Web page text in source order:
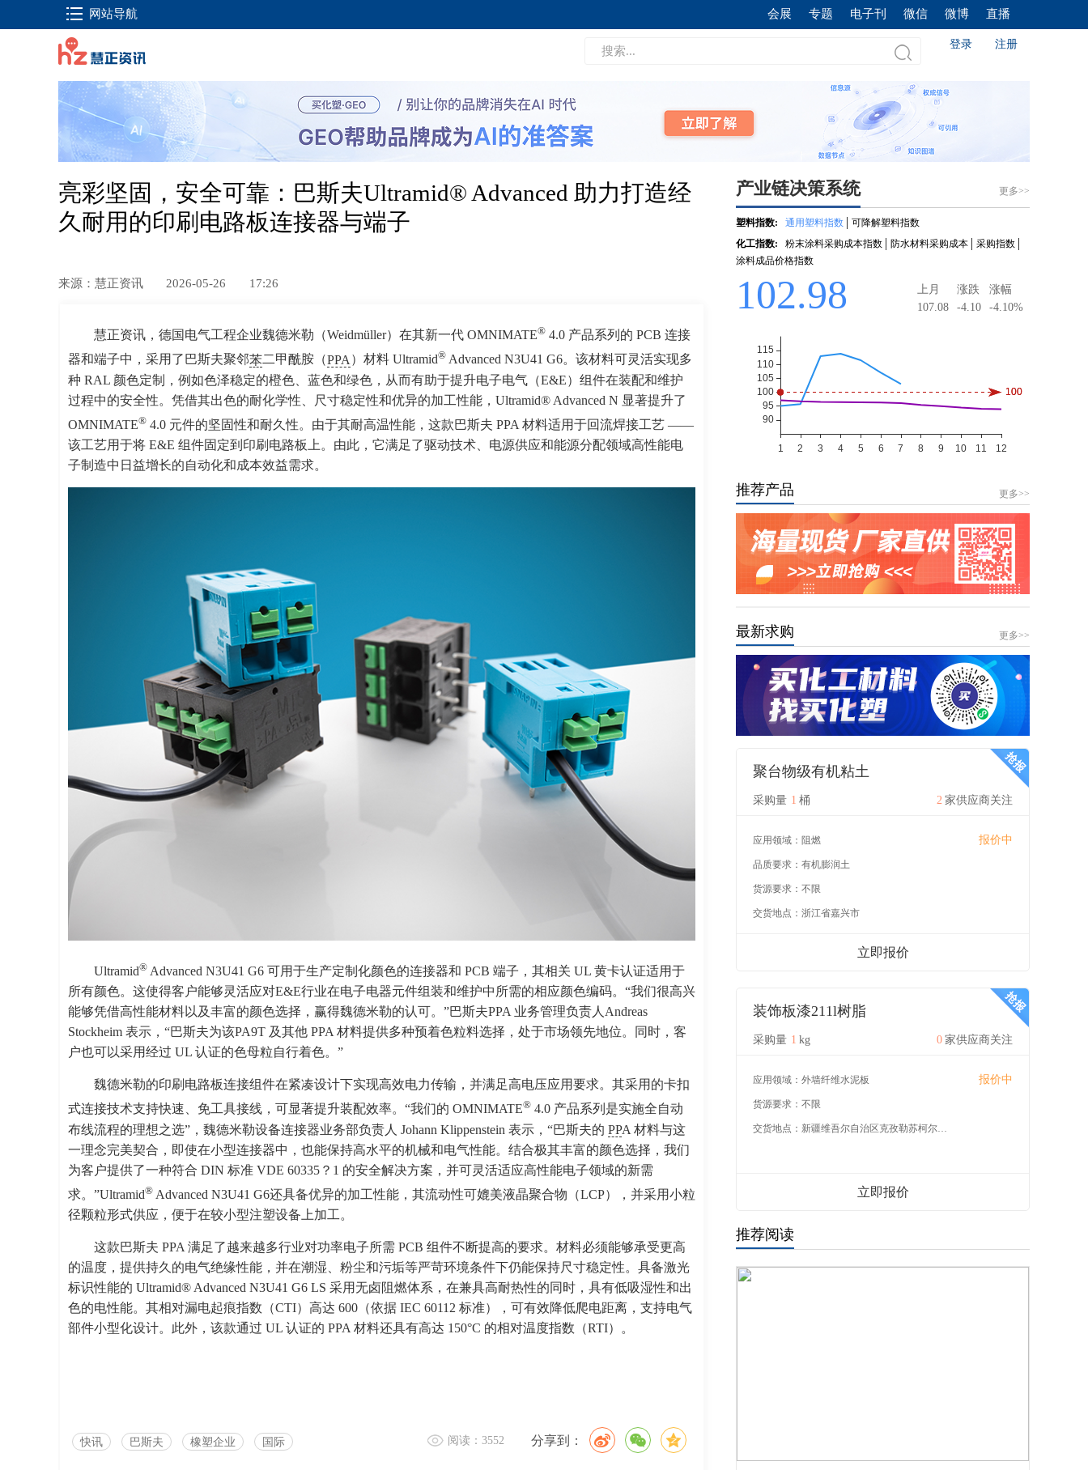
网站导航 会展 专题 电子刊 微信 微博 直播
登录 注册
亮彩坚固，安全可靠：巴斯夫Ultramid® Advanced 助力打造经
久耐用的印刷电路板连接器与端子
来源：慧正资讯 2026-05-26 17:26
慧正资讯，德国电气工程企业魏德米勒（Weidmüller）在其新一代 OMNIMATE® 4.0 产品系列的 PCB 连接
器和端子中，采用了巴斯夫聚邻苯二甲酰胺（PPA ）材料 Ultramid® Advanced N3U41 G6。该材料可灵活实现多
种 RAL 颜色定制，例如色泽稳定的橙色、蓝色和绿色，从而有助于提升电子电气（E&E）组件在装配和维护
过程中的安全性。凭借其出色的耐化学性、尺寸稳定性和优异的加工性能，Ultramid® Advanced N 显著提升了
OMNIMATE® 4.0 元件的坚固性和耐久性。由于其耐高温性能，这款巴斯夫 PPA 材料适用于回流焊接工艺 ——
该工艺用于将 E&E 组件固定到印刷电路板上。由此，它满足了驱动技术、电源供应和能源分配领域高性能电
子制造中日益增长的自动化和成本效益需求。
Ultramid® Advanced N3U41 G6 可用于生产定制化颜色的连接器和 PCB 端子，其相关 UL 黄卡认证适用于
所有颜色。这使得客户能够灵活应对E&E行业在电子电器元件组装和维护中所需的相应颜色编码。“我们很高兴
能够凭借高性能材料以及丰富的颜色选择，赢得魏德米勒的认可。”巴斯夫PPA 业务管理负责人Andreas
Stockheim 表示，“巴斯夫为该PA9T 及其他 PPA 材料提供多种预着色粒料选择，处于市场领先地位。同时，客
户也可以采用经过 UL 认证的色母粒自行着色。”
魏德米勒的印刷电路板连接组件在紧凑设计下实现高效电力传输，并满足高电压应用要求。其采用的卡扣
式连接技术支持快速、免工具接线，可显著提升装配效率。“我们的 OMNIMATE® 4.0 产品系列是实施全自动
布线流程的理想之选”，魏德米勒设备连接器业务部负责人 Johann Klippenstein 表示，“巴斯夫的 PPA 材料与这
一理念完美契合，即使在小型连接器中，也能保持高水平的机械和电气性能。结合极其丰富的颜色选择，我们
为客户提供了一种符合 DIN 标准 VDE 60335？1 的安全解决方案，并可灵活适应高性能电子领域的新需
求。”Ultramid® Advanced N3U41 G6还具备优异的加工性能，其流动性可媲美液晶聚合物（LCP），并采用小粒
径颗粒形式供应，便于在较小型注塑设备上加工。
这款巴斯夫 PPA 满足了越来越多行业对功率电子所需 PCB 组件不断提高的要求。材料必须能够承受更高
的温度，提供持久的电气绝缘性能，并在潮湿、粉尘和污垢等严苛环境条件下仍能保持尺寸稳定性。具备激光
标识性能的 Ultramid® Advanced N3U41 G6 LS 采用无卤阻燃体系，在兼具高耐热性的同时，具有低吸湿性和出
色的电性能。其相对漏电起痕指数（CTI）高达 600（依据 IEC 60112 标准），可有效降低爬电距离，支持电气
部件小型化设计。此外，该款通过 UL 认证的 PPA 材料还具有高达 150°C 的相对温度指数（RTI）。
快讯 巴斯夫 橡塑企业 国际 阅读：3552 分享到：
推荐产品 更多>>
最新求购 更多>>
聚台物级有机粘土
采购量 1 桶 2 家供应商关注
应用领域： 阻燃 报价中
品质要求： 有机膨润土
货源要求： 不限
交货地点： 浙江省嘉兴市
立即报价
装饰板漆211l树脂
采购量 1 kg 0 家供应商关注
应用领域： 外墙纤维水泥板 报价中
货源要求： 不限
交货地点： 新疆维吾尔自治区克孜勒苏柯尔克孜自治州
立即报价
推荐阅读